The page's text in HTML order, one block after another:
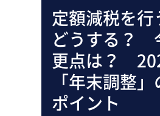
定額減税を行
どうする？
更点は？
「年末調整
ポイント